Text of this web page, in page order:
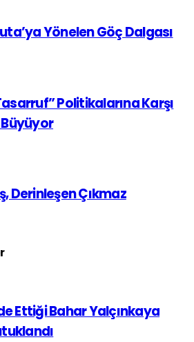
Yönelen Göç Dalgası
Politikalarına Karşı
Derinleşen Çıkmaz
Ettiği Bahar Yalçınkaya